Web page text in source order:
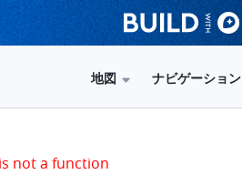
地図 ナビゲーション
not a function